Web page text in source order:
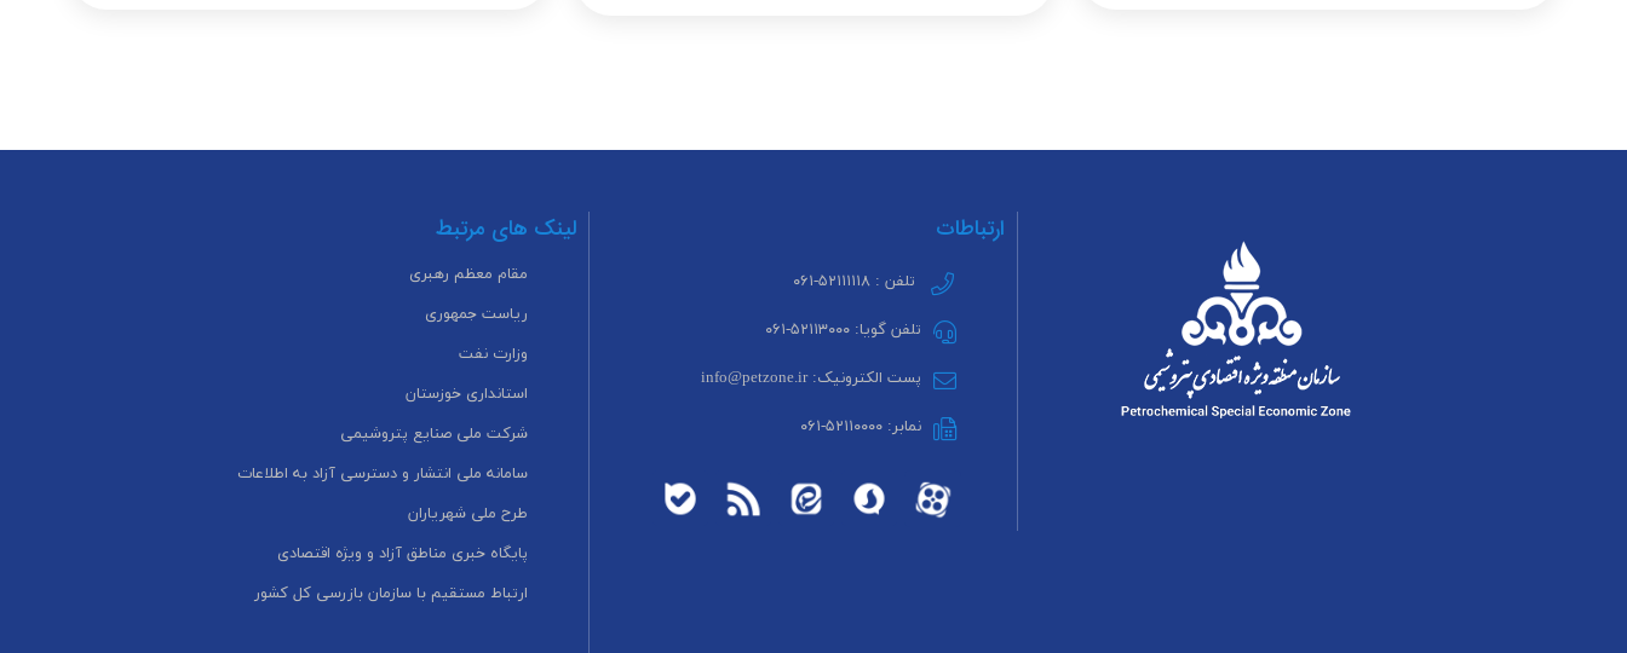
ارتباطات
تلفن : ۵۲۱۱۱۱۱۸-۰۶۱
تلفن گویا: ۵۲۱۱۳۰۰۰-۰۶۱
پست الکترونیک: info@petzone.ir
نمابر: ۵۲۱۱۰۰۰۰-۰۶۱
لینک های مرتبط
مقام معظم رهبری
ریاست جمهوری
وزارت نفت
استانداری خوزستان
شرکت ملی صنایع پتروشیمی
سامانه ملی انتشار و دسترسی آزاد به اطلاعات
طرح ملی شهریاران
پایگاه خبری مناطق آزاد و ویژه اقتصادی
ارتباط مستقیم با سازمان بازرسی کل کشور